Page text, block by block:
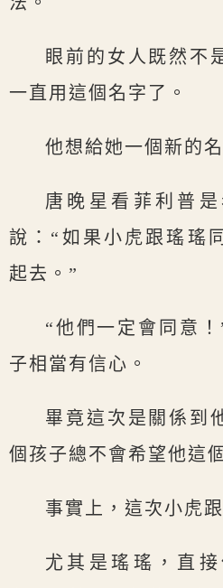
眼前的女人既然不
一直用這個名字了。
他想給她一個新的名
唐晚星看菲利普
說：“如果小虎跟瑤瑤
起去。”
“他們一定會同意
子相當有信心。
畢竟這次是關係到
個孩子總不會希望他這
事實上，這次小虎
尤其是瑤瑤，直